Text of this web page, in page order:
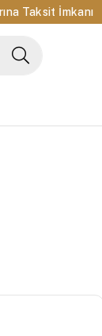
Taksit İmkanı